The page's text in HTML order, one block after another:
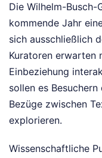
Die Wilhelm-
kommende Jahr
sich ausschließlich
Kuratoren erwarten
Einbeziehung
sollen es
Bezüge zwischen
explorieren.
Wissenschaftliche